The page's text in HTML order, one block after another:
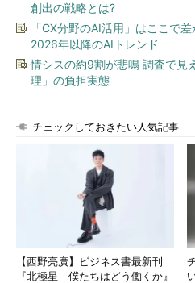
スターレプリケーションでは、オ
スに複製を作成しますが、このト
領域単位となります。
ある一時点のデータをほかのデ
のため大規模データベースには不
これに対し、トランスポータブ
ータファイルをOSコマンドにより
での処理はメタデータ（データフ
の情報）のエクスポート／インポ
め、処理時間は主に、コピーする
依存するのみです。ストレージの
創出の戦略とは?
「CX分野のAI活用」はここで
2026年以降のAIトレンド
情シスの約9割が悲鳴 調査で見
理」の負担実態
チェックしておきたい人気記事
【西野亮廣】ビジネス書最新刊
『北極星 僕たちはどう働くか』